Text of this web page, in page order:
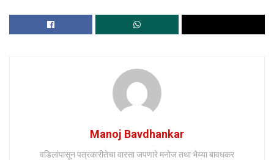
Manoj Bavdhankar
वडिलांपासून पत्रकारीतेचा वारसा जपणारे मनोज तथा भैय्या बावधकर